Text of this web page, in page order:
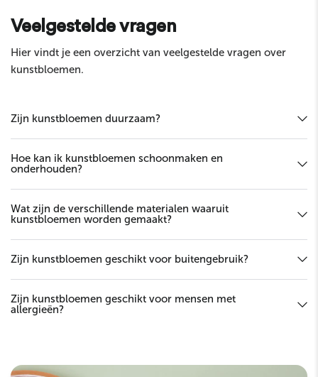
Veelgestelde vragen
Hier vindt je een overzicht van veelgestelde vragen over
kunstbloemen.
Zijn kunstbloemen duurzaam?
Hoe kan ik kunstbloemen schoonmaken en
onderhouden?
Wat zijn de verschillende materialen waaruit
kunstbloemen worden gemaakt?
Zijn kunstbloemen geschikt voor buitengebruik?
Zijn kunstbloemen geschikt voor mensen met
allergieën?